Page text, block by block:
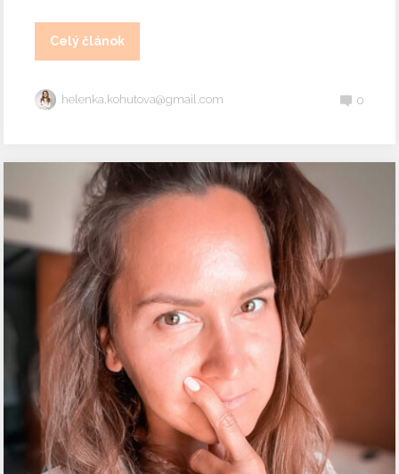
Celý článok
helenka.kohutova@gmail.com 0